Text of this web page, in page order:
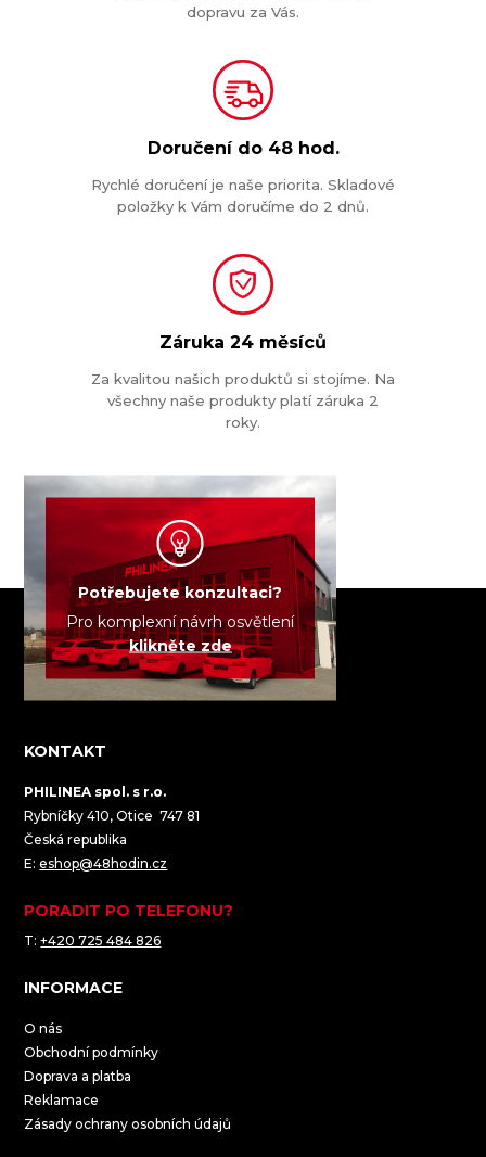
dopravu za Vás.
Doručení do 48 hod.
Rychlé doručení je naše priorita. Skladové
položky k Vám doručíme do 2 dnů.
Záruka 24 měsíců
Za kvalitou našich produktů si stojíme. Na
všechny naše produkty platí záruka 2
roky.
Potřebujete konzultaci?
Pro komplexní návrh osvětlení
klikněte zde
KONTAKT
PHILINEA spol. s r.o.
Rybníčky 410, Otice 747 81
Česká republika
E:eshop@48hodin.cz
PORADIT PO TELEFONU?
T:+420 725 484 826
INFORMACE
O nás
Obchodní podmínky
Doprava a platba
Reklamace
Zásady ochrany osobních údajů